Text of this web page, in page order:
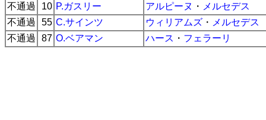
不通過
10 P.ガスリー アルピーヌ ・ メルセデス
不通過
55 C.サインツ ウィリアムズ ・ メルセデス
不通過
87 O.ベアマン ハース ・ フェラーリ